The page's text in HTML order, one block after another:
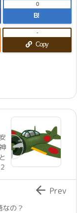
B!
0
Copy
-
なの？
 Prev